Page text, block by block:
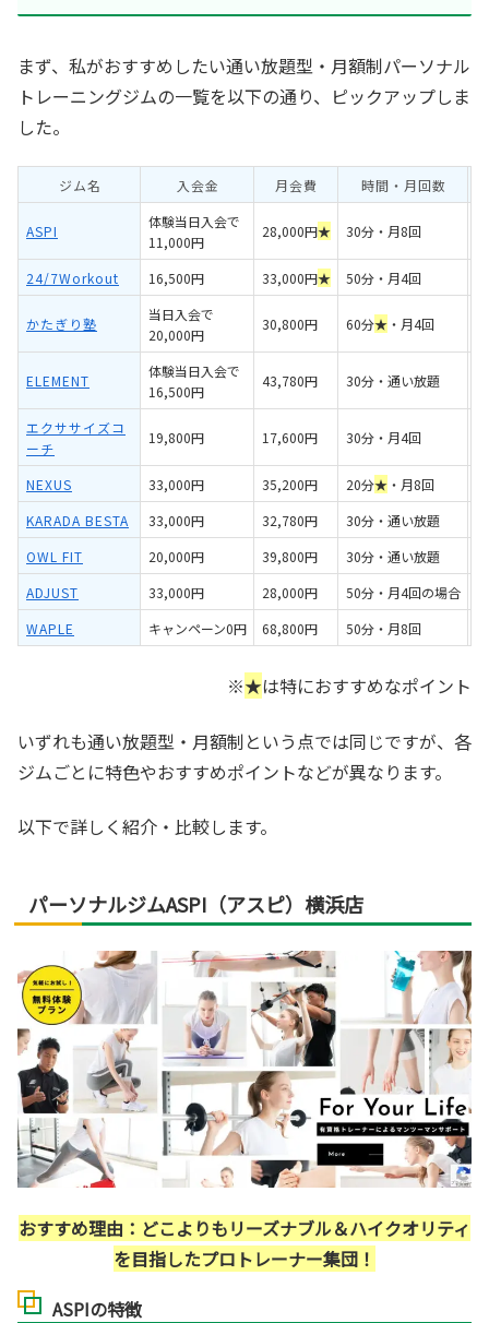
まず、私がおすすめしたい通い放題型・月額制パーソナル
トレーニングジムの一覧を以下の通り、ピックアップしま
した。
ジム名 入会金 月会費 時間・月回数
ASPI
体験当日入会で
11,000円
28,000円★ 30分・月8回
24/7Workout 16,500円 33,000円★ 50分・月4回
かたぎり塾
当日入会で
20,000円
30,800円 60分★ ・月4回
ELEMENT
体験当日入会で
16,500円
43,780円 30分・通い放題
エクササイズコ
ーチ
19,800円 17,600円 30分・月4回
NEXUS 33,000円 35,200円 20分★ ・月8回
KARADA BESTA
33,000円 32,780円 30分・通い放題
OWL FIT
20,000円 39,800円 30分・通い放題
ADJUST
33,000円 28,000円 50分・月4回の場合
WAPLE
キャンペーン0円 68,800円 50分・月8回
※★は特におすすめなポイント
いずれも通い放題型・月額制という点では同じですが、各
ジムごとに特色やおすすめポイントなどが異なります。
以下で詳しく紹介・比較します。
パーソナルジムASPI（アスピ）横浜店
おすすめ理由：どこよりもリーズナブル＆ハイクオリティ
を目指したプロトレーナー集団！
ASPIの特徴